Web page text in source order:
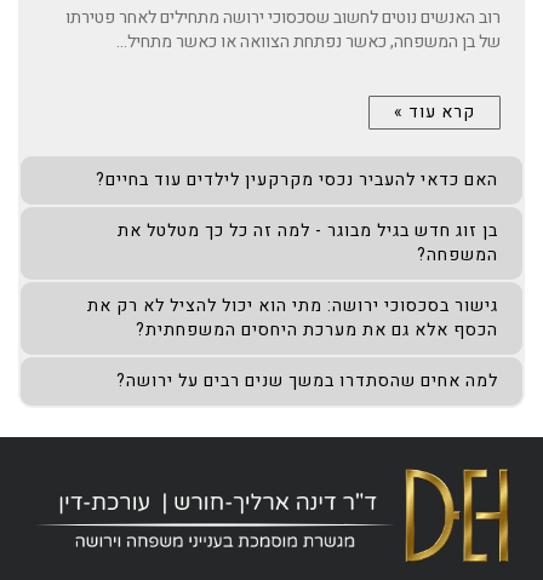
רוב האנשים נוטים לחשוב שסכסוכי ירושה מתחילים לאחר פטירתו
של בן המשפחה, כאשר נפתחת הצוואה או כאשר מתחיל...
קרא עוד »
האם כדאי להעביר נכסי מקרקעין לילדים עוד בחיים?
בן זוג חדש בגיל מבוגר - למה זה כל כך מטלטל את
המשפחה?
גישור בסכסוכי ירושה: מתי הוא יכול להציל לא רק את
הכסף אלא גם את מערכת היחסים המשפחתית?
למה אחים שהסתדרו במשך שנים רבים על ירושה?